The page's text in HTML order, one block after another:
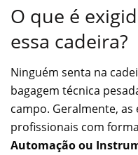
O que é
essa cadeira?
Ninguém senta na
bagagem técnica
campo. Geralmente,
profissionais com
Automação ou